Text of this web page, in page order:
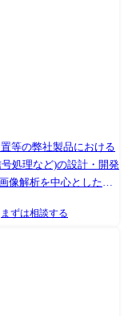
検証 <使用ツー
等の弊社製品における
処理など)の設計・開発
像解析を中心としたAI
開発業務 ・ロボットシ
囲:会社
ープの中でもメーカー
、販売、サービスまで
応えられる強みを有し
まずは相談する